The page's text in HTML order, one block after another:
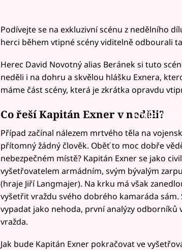
Podívejte se na exkluzivní scénu z nedělního
herci během vtipné scény viditelně odbourali
Herec David Novotný alias Beránek si tuto
neděli i na dohru a skvělou hlášku Exnera,
máme část scény, která je zkrátka opravdu
Failed to
Co řeší Kapitán Exner v neděli?
Případ začínal nálezem mrtvého těla na
přítomný žádný člověk. Oběť to moc dobře
nebezpečném místě? Kapitán Exner se jako
vyšetřovatelem armádním, svým bývalým
(hraje Jiří Langmajer). Na krku má však
vyšetřit vraždu svého dobrého kamaráda sám.
vypadat jako nehoda, první analýzy odborníků
vražda.
Jak bude Kapitán Exner pokračovat ve